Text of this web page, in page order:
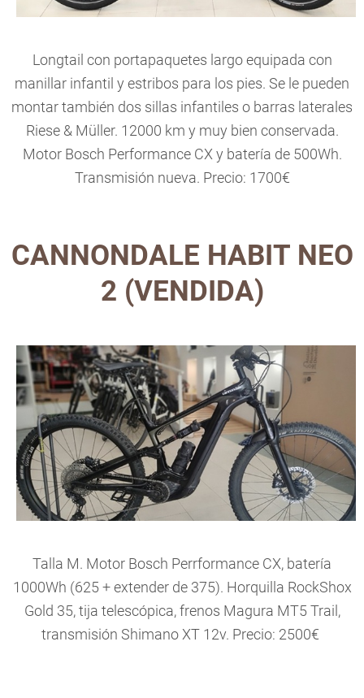
Longtail con portapaquetes largo equipada con
manillar infantil y estribos para los pies. Se le pueden
montar también dos sillas infantiles o barras laterales
Riese & Müller. 12000 km y muy bien conservada.
Motor Bosch Performance CX y batería de 500Wh.
Transmisión nueva. Precio: 1700€
CANNONDALE HABIT NEO
2 (VENDIDA)
Talla M. Motor Bosch Perrformance CX, batería
1000Wh (625 + extender de 375). Horquilla RockShox
Gold 35, tija telescópica, frenos Magura MT5 Trail,
transmisión Shimano XT 12v. Precio: 2500€